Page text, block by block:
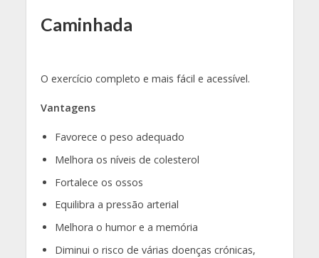
Caminhada
O exercício completo e mais fácil e acessível.
Vantagens
Favorece o peso adequado
Melhora os níveis de colesterol
Fortalece os ossos
Equilibra a pressão arterial
Melhora o humor e a memória
Diminui o risco de várias doenças crónicas,